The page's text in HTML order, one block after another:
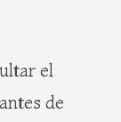
el
de